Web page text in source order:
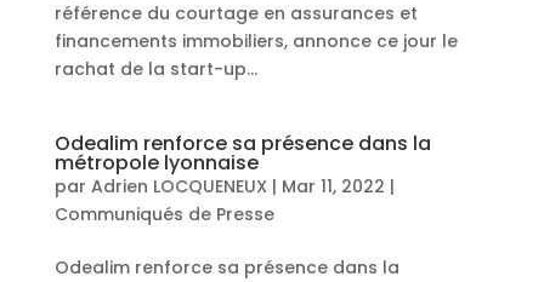
référence du courtage en assurances et
financements immobiliers, annonce ce jour le
rachat de la start-up...
Odealim renforce sa présence dans la
métropole lyonnaise
par Adrien LOCQUENEUX| Mar 11, 2022 |
Communiqués de Presse
Odealim renforce sa présence dans la